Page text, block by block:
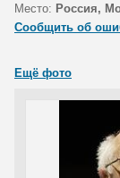
Место: Россия,
Сообщить об
Ещё фото